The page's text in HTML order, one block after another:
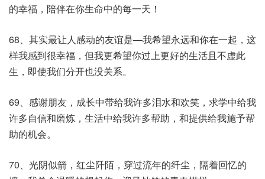
的幸福，陪伴在你生命中的每一天！
68、其实最让人感动的友谊是—我希望永远和你在一起，这
样我感到很幸福，但我更希望你过上更好的生活且不虚此
生，即使我们分开也没关系。
69、感谢朋友，成长中带给我许多泪水和欢笑，求学中给我
许多自信和磨炼，生活中给我许多帮助，和提供给我施予帮
助的机会。
70、光阴似箭，红尘阡陌，穿过流年的纤尘，隔着回忆的